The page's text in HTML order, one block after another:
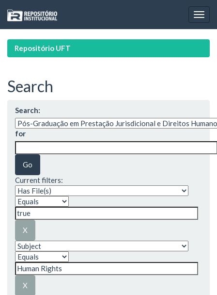
navigation
Repositório UFT
Search
Search:
for
Current filters: